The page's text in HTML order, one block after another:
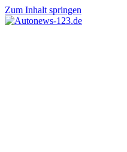
Zum Inhalt springen